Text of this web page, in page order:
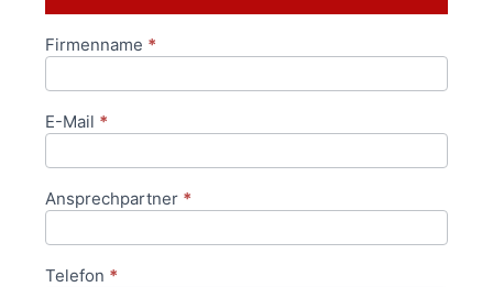
Anfrageformular
Firmenname *
E-Mail *
Ansprechpartner *
Telefon *